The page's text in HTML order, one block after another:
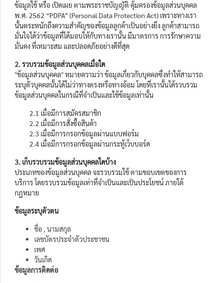
ข้อมูลใช้ หรือ เปิดเผย ตามพระราชบัญญัติ คุ้มครองข้อมูลส่วนบุคคล
พ.ศ. 2562 “PDPA” (Personal Data Protection Act) เพราะทางเรา
นั้นตระหนักถึงความสำคัญของข้อมูลลูกค้าเป็นอย่างยิ่ง ลูกค้าสามารถ
มั่นใจได้ว่าข้อมูลที่ได้มอบให้กับทางเรานั้น มีมาตรการ การรักษาความ
มั่นคง ที่เหมาะสม และปลอดภัยอย่างดีที่สุด
2. รวบรวมข้อมูลส่วนบุคคลเมื่อใด
"ข้อมูลส่วนบุคคล" หมายความว่า ข้อมูลเกี่ยวกับบุคคลซึ่งทำให้สามารถ
ระบุตัวบุคคลนั้นได้ไม่ว่าทางตรงหรือทางอ้อม โดยที่เรานั้นได้รวบรวม
ข้อมูลส่วนบุคคลในกรณีที่จำเป็นและใช้ข้อมูลเท่านั้น
2.1 เมื่อมีการสมัครสมาชิก
2.2 เมื่อมีการสั่งซื้อสินค้า
2.3 เมื่อมีการกรอกข้อมูลผ่านแบบฟอร์ม
2.4 เมื่อมีการกรอกข้อมูลผ่านกระทู้เว็บบอร์ด
3. เก็บรวบรวมข้อมูลส่วนบุคคลใดบ้าง
ประเภทของข้อมูลส่วนบุคคล จะรวบรวมใช้ ตามขอบเขตของการ
บริการ โดยรวบรวมข้อมูลเท่าที่จำเป็นและเป็นประโยชน์ ภายใต้
กฎหมาย
ข้อมูลระบุตัวตน
ชื่อ , นามสกุล
เลขบัตรประจำตัวประชาชน
เพศ
วันเกิด
ข้อมูลการติดต่อ